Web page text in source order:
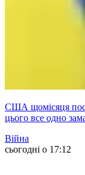
США щомісяця
цього все одно
Війна
сьогодні о 17:12